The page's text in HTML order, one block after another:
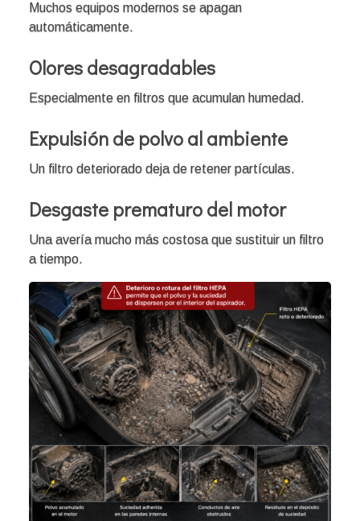
Muchos equipos modernos se apagan
automáticamente.
Olores desagradables
Especialmente en filtros que acumulan humedad.
Expulsión de polvo al ambiente
Un filtro deteriorado deja de retener partículas.
Desgaste prematuro del motor
Una avería mucho más costosa que sustituir un filtro
a tiempo.